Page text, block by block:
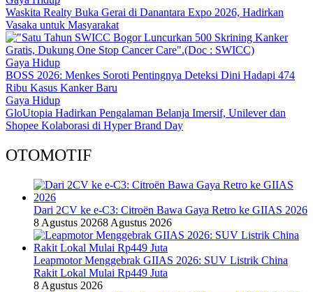
Waskita Realty Buka Gerai di Danantara Expo 2026, Hadirkan
Vasaka untuk Masyarakat
Gaya Hidup
BOSS 2026: Menkes Soroti Pentingnya Deteksi Dini Hadapi 474
Ribu Kasus Kanker Baru
Gaya Hidup
GloUtopia Hadirkan Pengalaman Belanja Imersif, Unilever dan
Shopee Kolaborasi di Hyper Brand Day
OTOMOTIF
Dari 2CV ke e-C3: Citroën Bawa Gaya Retro ke GIIAS 2026
8 Agustus 20268 Agustus 2026
Leapmotor Menggebrak GIIAS 2026: SUV Listrik China
Rakit Lokal Mulai Rp449 Juta
8 Agustus 2026